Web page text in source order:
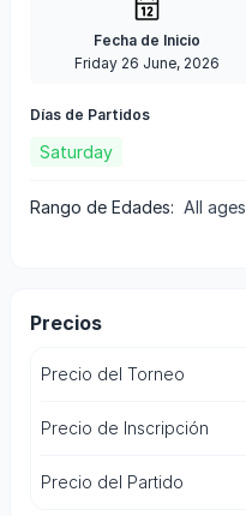
Fecha de Inicio
Friday 26 June, 2026
Días de Partidos
Saturday
Rango de Edades: All ages
Precios
Precio del Torneo
Precio de Inscripción
Precio del Partido